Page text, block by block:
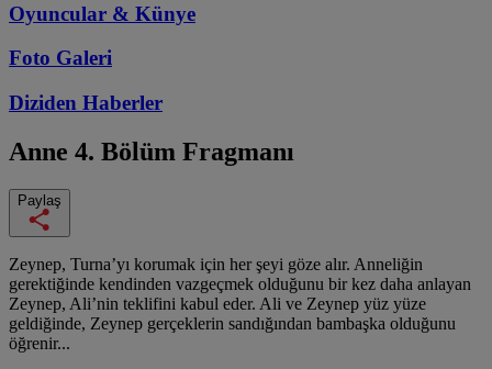
Oyuncular & Künye
Foto Galeri
Diziden Haberler
Anne 4. Bölüm Fragmanı
Paylaş
Zeynep, Turna’yı korumak için her şeyi göze alır. Anneliğin
gerektiğinde kendinden vazgeçmek olduğunu bir kez daha anlayan
Zeynep, Ali’nin teklifini kabul eder. Ali ve Zeynep yüz yüze
geldiğinde, Zeynep gerçeklerin sandığından bambaşka olduğunu
öğrenir...